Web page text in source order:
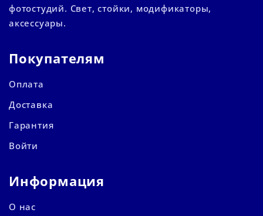
фотостудий. Свет, стойки, модификаторы,
аксессуары.
Покупателям
Оплата
Доставка
Гарантия
Войти
Информация
О нас